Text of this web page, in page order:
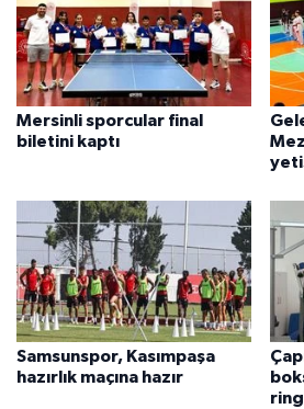
Mersinli sporcular final
biletini kaptı
Samsunspor, Kasımpaşa
hazırlık maçına hazır